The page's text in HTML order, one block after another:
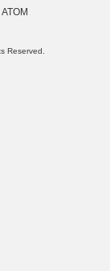
ATOM
Reserved.